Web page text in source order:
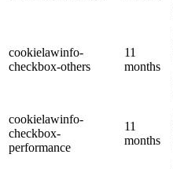
cookielawinfo-
checkbox-others
11
months
cookielawinfo-
checkbox-
performance
11
months